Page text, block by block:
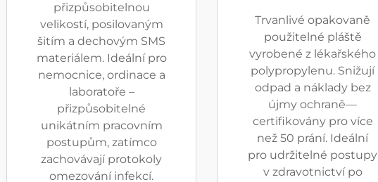
přizpůsobitelnou
velikostí, posilovaným
šitím a dechovým SMS
materiálem. Ideální pro
nemocnice, ordinace a
laboratoře –
přizpůsobitelné
unikátním pracovním
postupům, zatímco
zachovávají protokoly
omezování infekcí.
Trvanlivé opakovaně
použitelné pláště
vyrobené z lékařského
polypropylenu. Snižují
odpad a náklady bez
újmy ochraně—
certifikovány pro více
než 50 prání. Ideální
pro udržitelné postupy
v zdravotnictví po